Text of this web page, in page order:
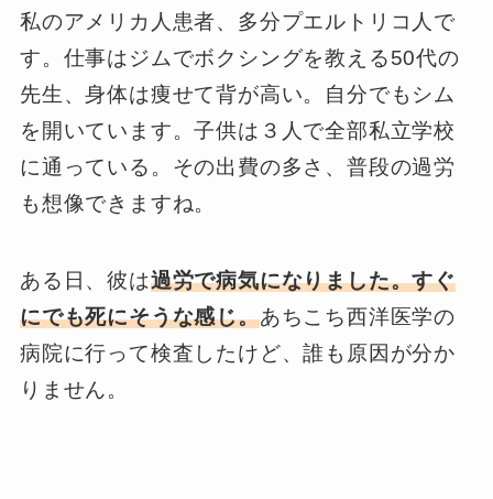
私のアメリカ人患者、多分プエルトリコ人で
す。仕事はジムでボクシングを教える50代の
先生、身体は痩せて背が高い。自分でもシム
を開いています。子供は３人で全部私立学校
に通っている。その出費の多さ、普段の過労
も想像できますね。
ある日、彼は過労で病気になりました。すぐ
にでも死にそうな感じ。あちこち西洋医学の
病院に行って検査したけど、誰も原因が分か
りません。